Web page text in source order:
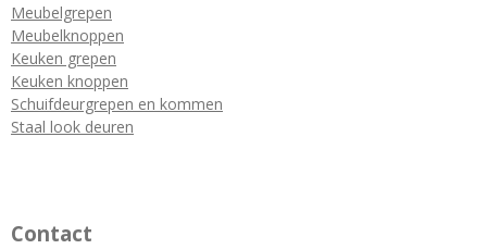
Meubelgrepen
Meubelknoppen
Keuken grepen
Keuken knoppen
Schuifdeurgrepen en kommen
Staal look deuren
Contact